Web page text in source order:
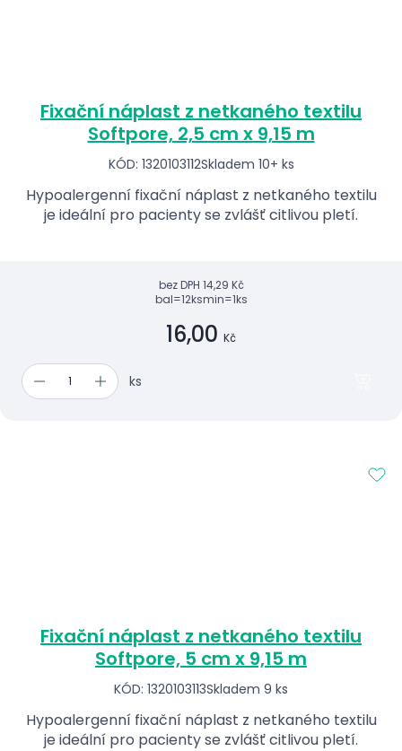
Fixační náplast z netkaného textilu
Softpore, 2,5 cm x 9,15 m
KÓD: 1320103112Skladem 10+ ks
Hypoalergenní fixační náplast z netkaného textilu
je ideální pro pacienty se zvlášť citlivou pletí.
bez DPH 14,29 Kč
bal=12ksmin=1ks
16,00 Kč
ks
Fixační náplast z netkaného textilu
Softpore, 5 cm x 9,15 m
KÓD: 1320103113Skladem 9 ks
Hypoalergenní fixační náplast z netkaného textilu
je ideální pro pacienty se zvlášť citlivou pletí.